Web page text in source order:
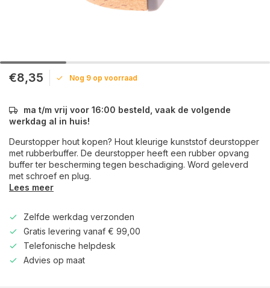
€8,35 Nog 9 op voorraad
ma t/m vrij voor 16:00 besteld, vaak de volgende
werkdag al in huis!
Deurstopper hout kopen? Hout kleurige kunststof deurstopper
met rubberbuffer. De deurstopper heeft een rubber opvang
buffer ter bescherming tegen beschadiging. Word geleverd
met schroef en plug.
Lees meer
Zelfde werkdag verzonden
Gratis levering vanaf € 99,00
Telefonische helpdesk
Advies op maat